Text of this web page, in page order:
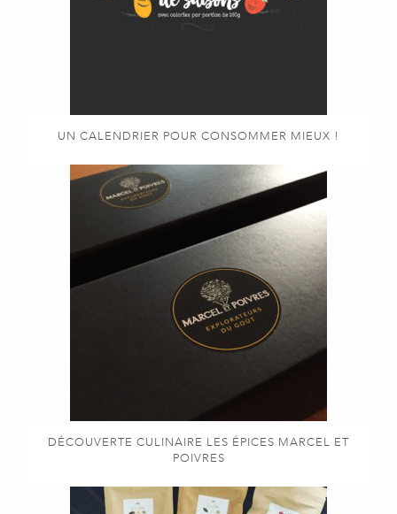
UN CALENDRIER POUR CONSOMMER MIEUX !
DÉCOUVERTE CULINAIRE LES ÉPICES MARCEL ET
POIVRES